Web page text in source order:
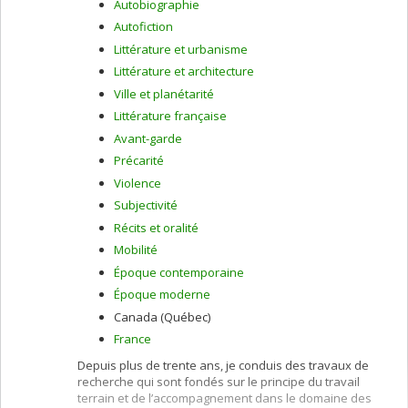
Pompidou, etc.
Autobiographie
Autofiction
Littérature et urbanisme
Littérature et architecture
Ville et planétarité
Littérature française
Avant-garde
Précarité
Violence
Subjectivité
Récits et oralité
Mobilité
Époque contemporaine
Époque moderne
Canada (Québec)
France
Depuis plus de trente ans, je conduis des travaux de
recherche qui sont fondés sur le principe du travail
terrain et de l’accompagnement dans le domaine des